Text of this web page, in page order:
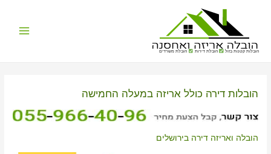
הובלות קטנות בזול הובלת דירות הובלת משרדים
הובלות דירה כולל אריזה במעלה החמישה
הובלה ואריזה דירה בירושלים